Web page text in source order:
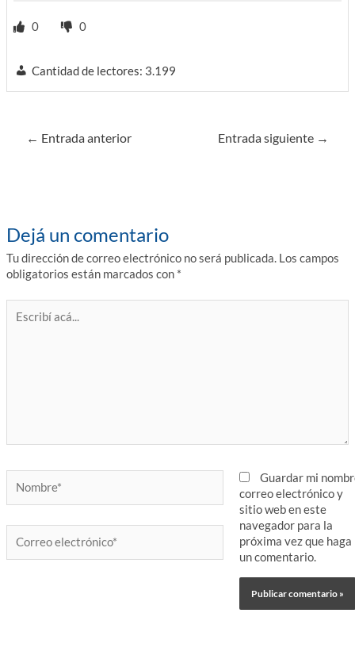
0 0
Cantidad de lectores: 3.199
Navegación
← Entrada anterior Entrada siguiente →
Dejá un comentario
Tu dirección de correo electrónico no será publicada. Los campos
obligatorios están marcados con *
acá...
electrónico*
Guardar mi
correo electrónico y
sitio web en este
navegador para la
próxima vez que haga
un comentario.